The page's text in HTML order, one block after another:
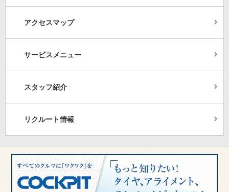
アクセスマップ
サービスメニュー
スタッフ紹介
リクルート情報